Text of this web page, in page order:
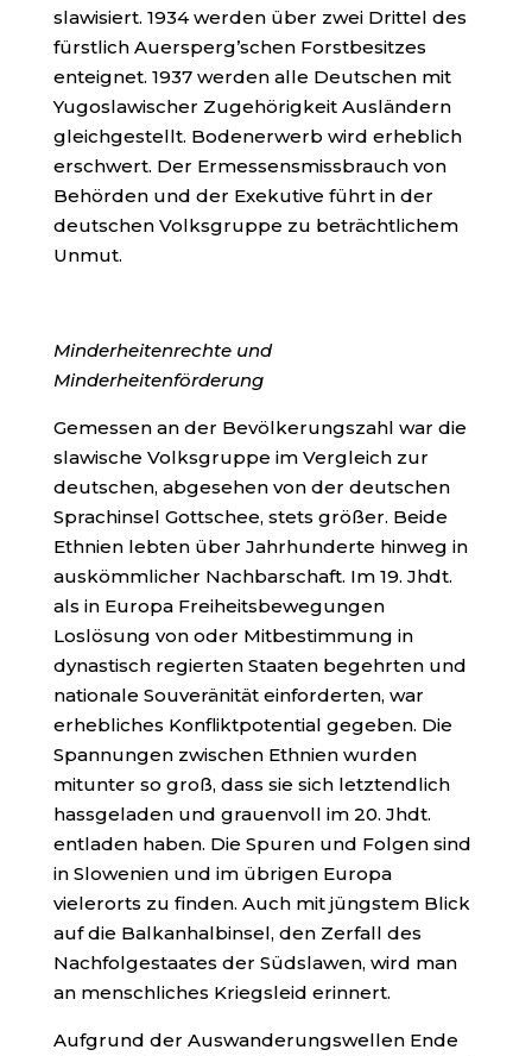
slawisiert. 1934 werden über zwei Drittel des
fürstlich Auersperg’schen Forstbesitzes
enteignet. 1937 werden alle Deutschen mit
Yugoslawischer Zugehörigkeit Ausländern
gleichgestellt. Bodenerwerb wird erheblich
erschwert. Der Ermessensmissbrauch von
Behörden und der Exekutive führt in der
deutschen Volksgruppe zu beträchtlichem
Unmut.
Minderheitenrechte und
Minderheitenförderung
Gemessen an der Bevölkerungszahl war die
slawische Volksgruppe im Vergleich zur
deutschen, abgesehen von der deutschen
Sprachinsel Gottschee, stets größer. Beide
Ethnien lebten über Jahrhunderte hinweg in
auskömmlicher Nachbarschaft. Im 19. Jhdt.
als in Europa Freiheitsbewegungen
Loslösung von oder Mitbestimmung in
dynastisch regierten Staaten begehrten und
nationale Souveränität einforderten, war
erhebliches Konfliktpotential gegeben. Die
Spannungen zwischen Ethnien wurden
mitunter so groß, dass sie sich letztendlich
hassgeladen und grauenvoll im 20. Jhdt.
entladen haben. Die Spuren und Folgen sind
in Slowenien und im übrigen Europa
vielerorts zu finden. Auch mit jüngstem Blick
auf die Balkanhalbinsel, den Zerfall des
Nachfolgestaates der Südslawen, wird man
an menschliches Kriegsleid erinnert.
Aufgrund der Auswanderungswellen Ende